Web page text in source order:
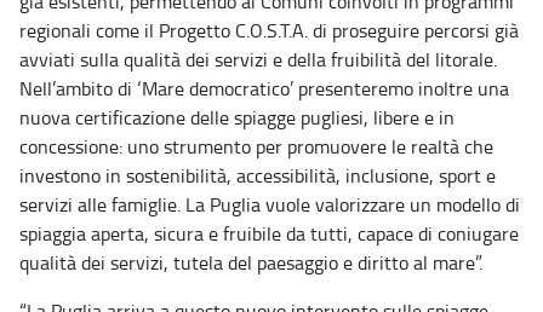
regionali come il Progetto C.O.S.T.A. di proseguire percorsi già
avviati sulla qualità dei servizi e della fruibilità del litorale.
Nell’ambito di ‘Mare democratico’ presenteremo inoltre una
nuova certificazione delle spiagge pugliesi, libere e in
concessione: uno strumento per promuovere le realtà che
investono in sostenibilità, accessibilità, inclusione, sport e
servizi alle famiglie. La Puglia vuole valorizzare un modello di
spiaggia aperta, sicura e fruibile da tutti, capace di coniugare
qualità dei servizi, tutela del paesaggio e diritto al mare”.